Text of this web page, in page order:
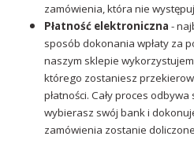
zamówienia, która nie
Płatność elektroniczna -
sposób dokonania wpłaty za
naszym sklepie
którego zostaniesz
płatności. Cały proces
wybierasz swój bank i
zamówienia zostanie